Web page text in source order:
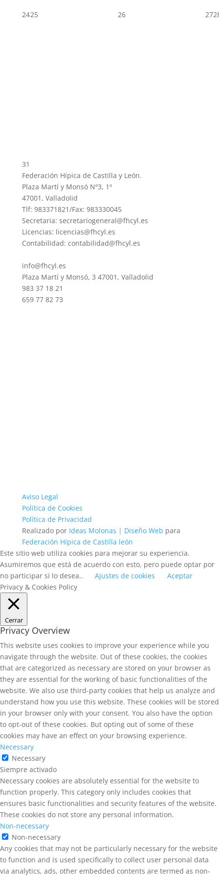
2425 26 27
31
Federación Hípica de Castilla y León.
Plaza Martí y Monsó Nº3, 1º
47001, Valladolid
Tlf: 983371821/Fax: 983330045
Secretaria: secretariogeneral@fhcyl.es
Licencias: licencias@fhcyl.es
Contabilidad: contabilidad@fhcyl.es
info@fhcyl.es
Plaza Martí y Monsó, 3 47001, Valladolid
983 37 18 21
659 77 82 73
Aviso Legal
Política de Cookies
Política de Privacidad
Realizado por Ideas Molonas | Diseño Web para
Federación Hípica de Castilla león
Este sitio web utiliza cookies para mejorar su experiencia.
Asumiremos que está de acuerdo con esto, pero puede optar por
no participar si lo desea..
Ajustes de cookies
Aceptar
Privacy & Cookies Policy
Cerrar
Privacy Overview
This website uses cookies to improve your experience while you
navigate through the website. Out of these cookies, the cookies
that are categorized as necessary are stored on your browser as
they are essential for the working of basic functionalities of the
website. We also use third-party cookies that help us analyze and
understand how you use this website. These cookies will be stored
in your browser only with your consent. You also have the option
to opt-out of these cookies. But opting out of some of these
cookies may have an effect on your browsing experience.
Necessary
Necessary
Siempre activado
Necessary cookies are absolutely essential for the website to
function properly. This category only includes cookies that
ensures basic functionalities and security features of the website.
These cookies do not store any personal information.
Non-necessary
Non-necessary
Any cookies that may not be particularly necessary for the website
to function and is used specifically to collect user personal data
via analytics, ads, other embedded contents are termed as non-